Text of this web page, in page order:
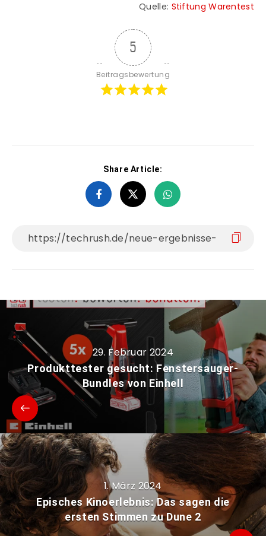
Quelle: Stiftung Warentest
5
Beitragsbewertung
Share Article:
29. Februar 2024
Produkttester gesucht: Fenstersauger-
Bundles von Einhell
1. März 2024
Episches Kinoerlebnis: Das sagen die
ersten Stimmen zu Dune 2